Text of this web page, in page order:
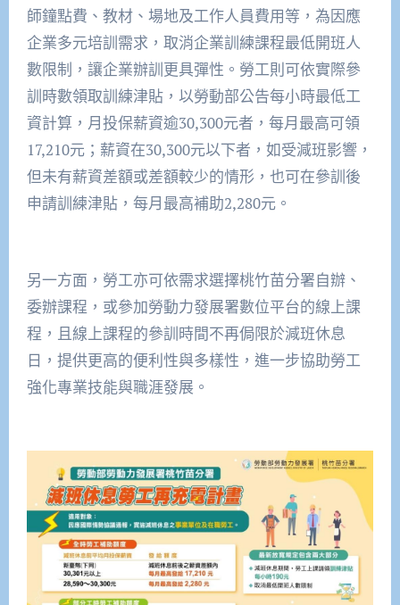
師鐘點費、教材、場地及工作人員費用等，為因應
企業多元培訓需求，取消企業訓練課程最低開班人
數限制，讓企業辦訓更具彈性。勞工則可依實際參
訓時數領取訓練津貼，以勞動部公告每小時最低工
資計算，月投保薪資逾30,300元者，每月最高可領
17,210元；薪資在30,300元以下者，如受減班影響，
但未有薪資差額或差額較少的情形，也可在參訓後
申請訓練津貼，每月最高補助2,280元。
另一方面，勞工亦可依需求選擇桃竹苗分署自辦、
委辦課程，或參加勞動力發展署數位平台的線上課
程，且線上課程的參訓時間不再侷限於減班休息
日，提供更高的便利性與多樣性，進一步協助勞工
強化專業技能與職涯發展。